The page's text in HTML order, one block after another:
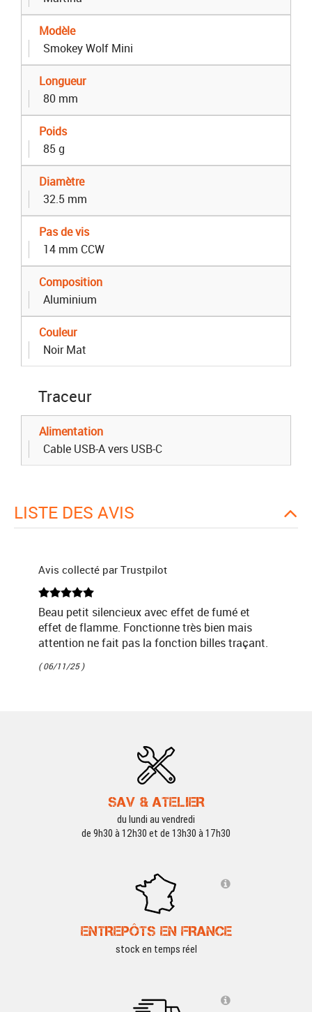
Modèle
Smokey Wolf Mini
Longueur
80 mm
Poids
85 g
Diamètre
32.5 mm
Pas de vis
14 mm CCW
Composition
Aluminium
Couleur
Noir Mat
Traceur
Alimentation
Cable USB-A vers USB-C
LISTE DES AVIS
Avis collecté par Trustpilot
Beau petit silencieux avec effet de fumé et
effet de flamme. Fonctionne très bien mais
attention ne fait pas la fonction billes traçant.
( 06/11/25 )
SAV & ATELIER
du lundi au vendredi
de 9h30 à 12h30 et de 13h30 à 17h30
ENTREPÔTS EN FRANCE
stock en temps réel